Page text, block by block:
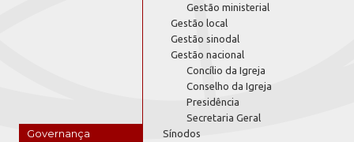
Governança
Gestão ministerial
Gestão local
Gestão sinodal
Gestão nacional
Concílio da Igreja
Conselho da Igreja
Presidência
Secretaria Geral
Sínodos